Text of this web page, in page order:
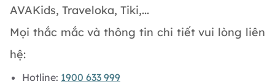
AVAKids, Traveloka, Tiki,...
Mọi thắc mắc và thông tin chi tiết vui lòng liên
hệ:
Hotline: 1900 633 999